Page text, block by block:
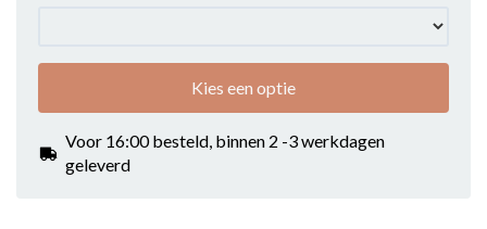
Kies een optie
Voor 16:00 besteld, binnen 2 -3 werkdagen
geleverd